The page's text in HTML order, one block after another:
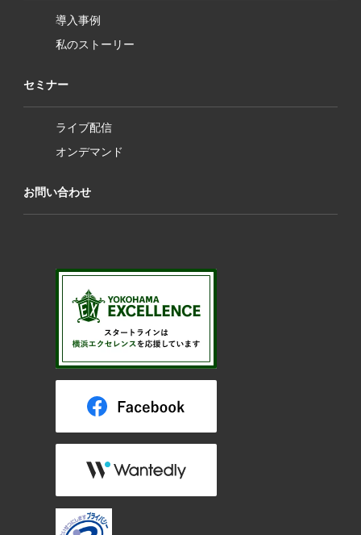
導入事例
私のストーリー
セミナー
ライブ配信
オンデマンド
お問い合わせ